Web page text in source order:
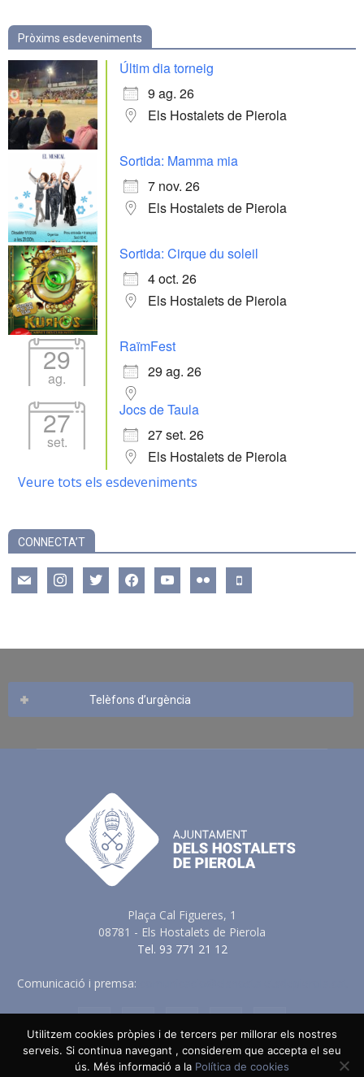
Pròxims esdeveniments
Últim dia torneig
9 ag. 26
Els Hostalets de Pierola
Sortida: Mamma mia
7 nov. 26
Els Hostalets de Pierola
Sortida: Cirque du soleil
4 oct. 26
Els Hostalets de Pierola
29
ag.
RaïmFest
29 ag. 26
27
set.
Jocs de Taula
27 set. 26
Els Hostalets de Pierola
Veure tots els esdeveniments
CONNECTA’T
mail instagramtwitter facebookyoutube flickr mobile
Telèfons d’urgència
Plaça Cal Figueres, 1
08781 - Els Hostalets de Pierola
Tel. 93 771 21 12
Comunicació i premsa:
Avis Legal Política de Privacitat Política de Cookies
Utilitzem cookies pròpies i de tercers per millorar els nostres
serveis. Si continua navegant , considerem que accepta el seu
ús. Més informació a la Política de cookies